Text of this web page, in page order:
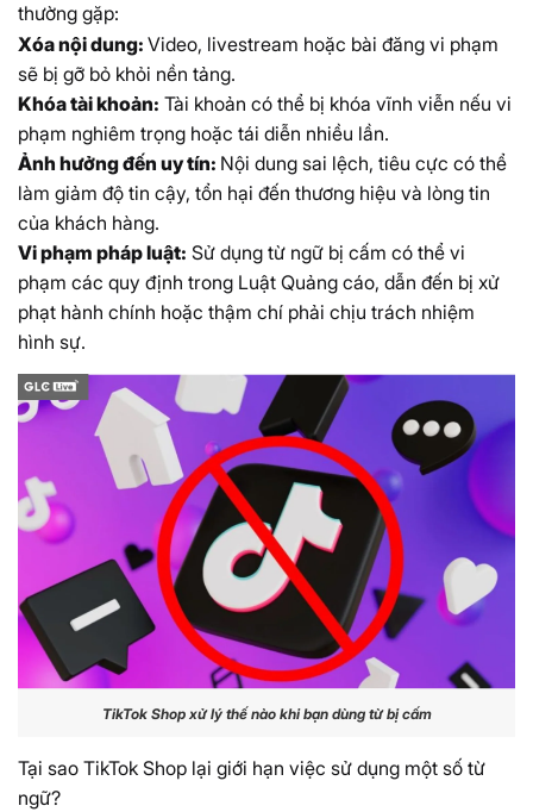
thường gặp:
Xóa nội dung: Video, livestream hoặc bài đăng vi phạm
sẽ bị gỡ bỏ khỏi nền tảng.
Khóa tài khoản: Tài khoản có thể bị khóa vĩnh viễn nếu vi
phạm nghiêm trọng hoặc tái diễn nhiều lần.
Ảnh hưởng đến uy tín: Nội dung sai lệch, tiêu cực có thể
làm giảm độ tin cậy, tổn hại đến thương hiệu và lòng tin
của khách hàng.
Vi phạm pháp luật: Sử dụng từ ngữ bị cấm có thể vi
phạm các quy định trong Luật Quảng cáo, dẫn đến bị xử
phạt hành chính hoặc thậm chí phải chịu trách nhiệm
hình sự.
TikTok Shop xử lý thế nào khi bạn dùng từ bị cấm
Tại sao TikTok Shop lại giới hạn việc sử dụng một số từ
ngữ?